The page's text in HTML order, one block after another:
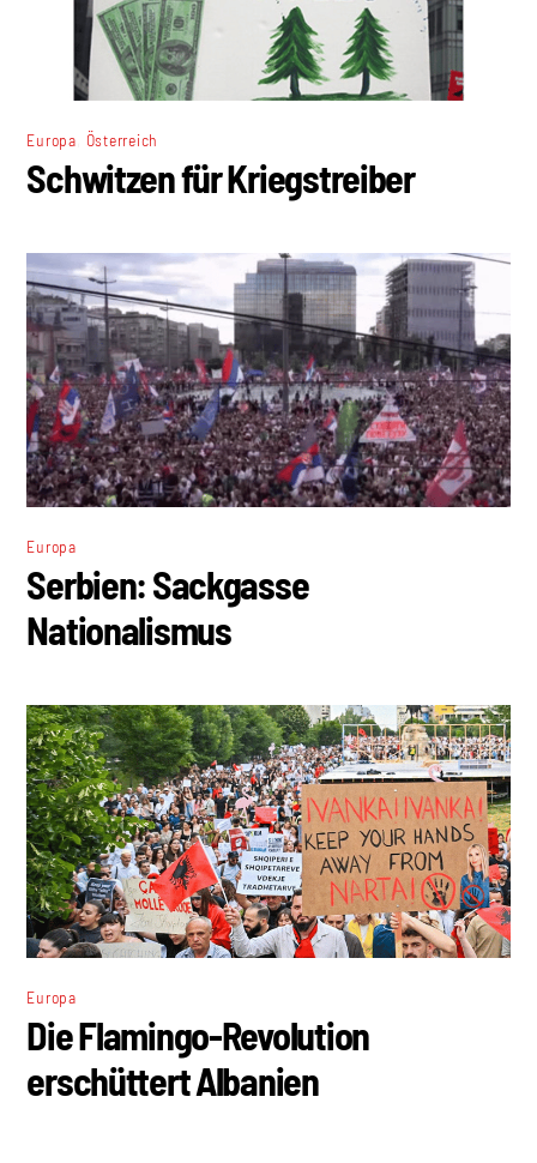
Europa Österreich
Schwitzen für Kriegstreiber
Europa
Serbien: Sackgasse
Nationalismus
Europa
Die Flamingo-Revolution
erschüttert Albanien